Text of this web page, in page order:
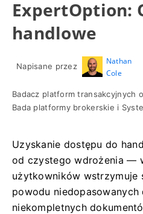
ExpertOption:
handlowe
Napisane przez
Nathan
Cole
Badacz platform transakcyjnych
Bada platformy brokerskie i
Uzyskanie dostępu do
od czystego wdrożenia —
użytkowników wstrzymuje
powodu
niekompletnych